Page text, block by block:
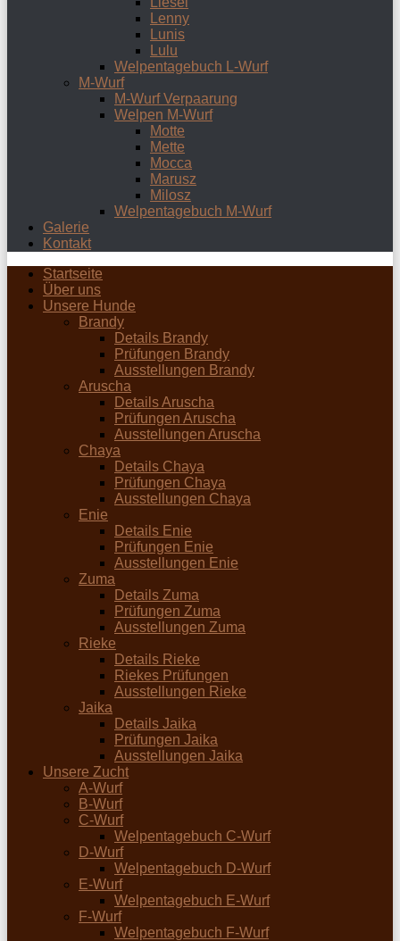
Lenny
Lunis
Lulu
Welpentagebuch L-Wurf
M-Wurf
M-Wurf Verpaarung
Welpen M-Wurf
Motte
Mette
Mocca
Marusz
Milosz
Welpentagebuch M-Wurf
Galerie
Kontakt
Startseite
Über uns
Unsere Hunde
Brandy
Details Brandy
Prüfungen Brandy
Ausstellungen Brandy
Aruscha
Details Aruscha
Prüfungen Aruscha
Ausstellungen Aruscha
Chaya
Details Chaya
Prüfungen Chaya
Ausstellungen Chaya
Enie
Details Enie
Prüfungen Enie
Ausstellungen Enie
Zuma
Details Zuma
Prüfungen Zuma
Ausstellungen Zuma
Rieke
Details Rieke
Riekes Prüfungen
Ausstellungen Rieke
Jaika
Details Jaika
Prüfungen Jaika
Ausstellungen Jaika
Unsere Zucht
A-Wurf
B-Wurf
C-Wurf
Welpentagebuch C-Wurf
D-Wurf
Welpentagebuch D-Wurf
E-Wurf
Welpentagebuch E-Wurf
F-Wurf
Welpentagebuch F-Wurf